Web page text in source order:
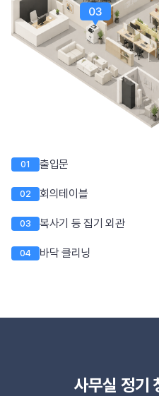
01 출입문
02 회의테이블
03 복사기 등 집기 외관
04 바닥 클리닝
사무실 정기